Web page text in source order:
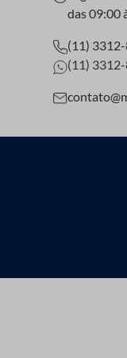
o material. Em vez
com uso regular.
das 09:00
(11)
(11)